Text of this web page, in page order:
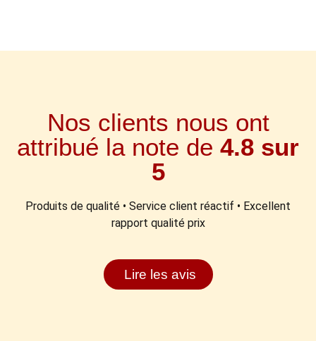
Nos clients nous ont
attribué la note de 4.8 sur
5
Produits de qualité • Service client réactif • Excellent
rapport qualité prix
Lire les avis